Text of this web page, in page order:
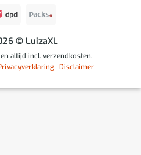
© LuizaXL
altijd incl. verzendkosten.
Disclaimer